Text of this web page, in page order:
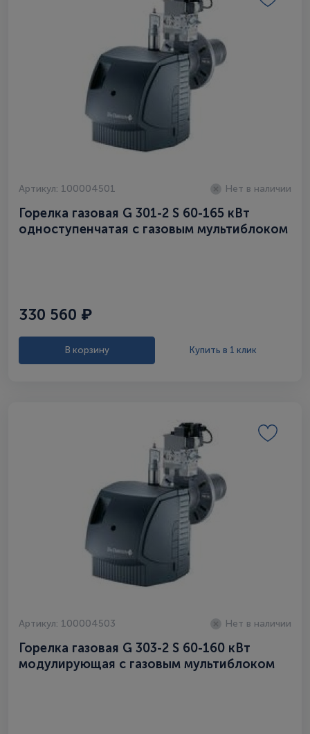
Артикул: 100004501 Нет в наличии
Горелка газовая G 301-2 S 60-165 кВт
одноступенчатая с газовым мультиблоком
330 560 ₽
В корзину Купить в 1 клик
Артикул: 100004503 Нет в наличии
Горелка газовая G 303-2 S 60-160 кВт
модулирующая с газовым мультиблоком